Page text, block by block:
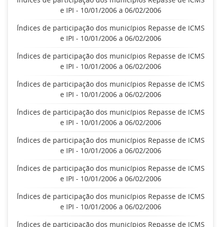
e IPI - 10/01/2006 a 06/02/2006
Índices de participação dos municípios Repasse de ICMS
e IPI - 10/01/2006 a 06/02/2006
Índices de participação dos municípios Repasse de ICMS
e IPI - 10/01/2006 a 06/02/2006
Índices de participação dos municípios Repasse de ICMS
e IPI - 10/01/2006 a 06/02/2006
Índices de participação dos municípios Repasse de ICMS
e IPI - 10/01/2006 a 06/02/2006
Índices de participação dos municípios Repasse de ICMS
e IPI - 10/01/2006 a 06/02/2006
Índices de participação dos municípios Repasse de ICMS
e IPI - 10/01/2006 a 06/02/2006
Índices de participação dos municípios Repasse de ICMS
e IPI - 10/01/2006 a 06/02/2006
Índices de participação dos municípios Repasse de ICMS